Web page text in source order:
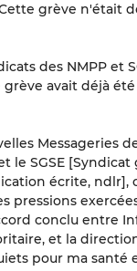
grève n'était
des NMPP et
grève avait déjà
Messageries
le SGSE
écrite, ndlr],
pressions
conclu entre
et la
pour ma santé